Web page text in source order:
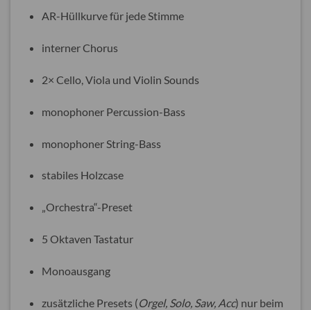
AR-Hüllkurve für jede Stimme
interner Chorus
2× Cello, Viola und Violin Sounds
monophoner Percussion-Bass
monophoner String-Bass
stabiles Holzcase
„Orchestra“-Preset
5 Oktaven Tastatur
Monoausgang
zusätzliche Presets (Orgel, Solo, Saw, Acc) nur beim